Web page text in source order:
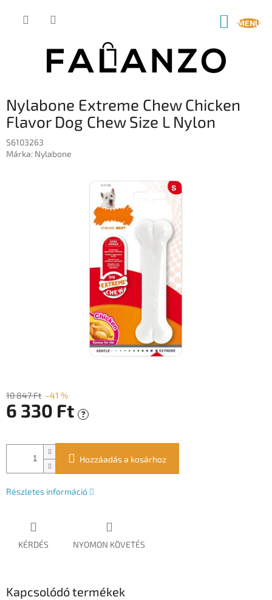
KOSÁR
Nylabone Extreme Chew Chicken
Flavor Dog Chew Size L Nylon
S6103263
Márka: Nylabone
10 847 Ft –41 %
6 330 Ft ?
Hozzáadás a kosárhoz
Részletes információ
KÉRDÉS NYOMON KÖVETÉS
Kapcsolódó termékek